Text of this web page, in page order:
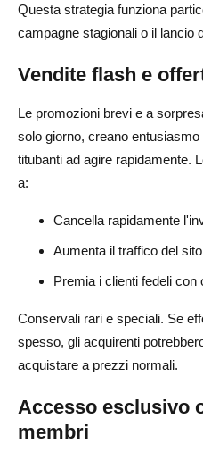
Questa strategia funziona
campagne stagionali o il lancio
Vendite flash e
Le promozioni brevi e a
solo giorno, creano
titubanti ad agire rapidamente.
a:
Cancella rapidamente
Aumenta il traffico del
Premia i clienti fedeli con
Conservali rari e speciali. Se
spesso, gli acquirenti
acquistare a prezzi normali.
Accesso esclusivo
membri